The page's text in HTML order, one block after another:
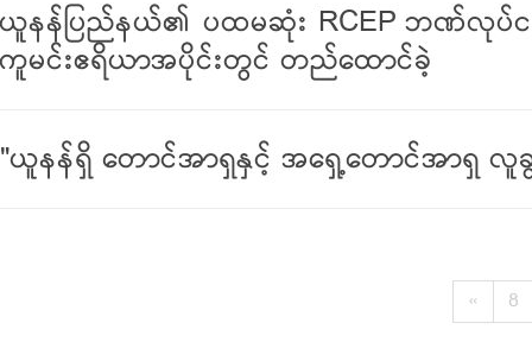
ယူနန်ပြည်နယ်၏ ပထမဆုံး RCEP ဘဏ်လုပ်
ကူမင်းဧရိယာအပိုင်းတွင် တည်ထောင်ခဲ့
"ယူနန်ရှိ တောင်အာရှနှင့် အရှေ့တောင်အာရှ
« 8